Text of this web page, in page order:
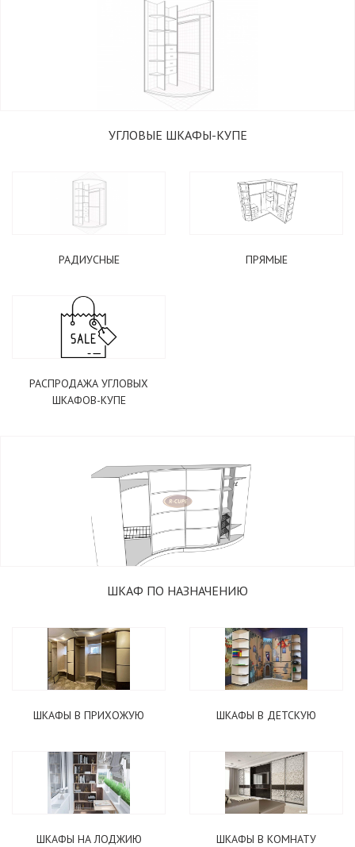
УГЛОВЫЕ ШКАФЫ-КУПЕ
РАДИУСНЫЕ ПРЯМЫЕ
РАСПРОДАЖА УГЛОВЫХ
ШКАФОВ-КУПЕ
ШКАФ ПО НАЗНАЧЕНИЮ
ШКАФЫ В ПРИХОЖУЮ ШКАФЫ В ДЕТСКУЮ
ШКАФЫ НА ЛОДЖИЮ ШКАФЫ В КОМНАТУ